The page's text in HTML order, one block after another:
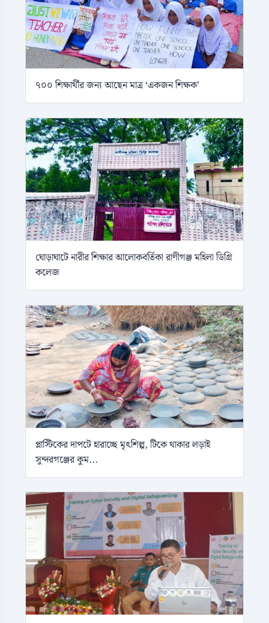
৭০০ শিক্ষার্থীর জন্য আছেন মাত্র ‘একজন শিক্ষক’
ঘোড়াঘাটে নারীর শিক্ষার আলোকবর্তিকা রাণীগঞ্জ মহিলা ডিগ্রি
কলেজ
প্লাস্টিকের দাপটে হারাচ্ছে মৃৎশিল্প, টিকে থাকার লড়াই
সুন্দরগঞ্জের কুম...